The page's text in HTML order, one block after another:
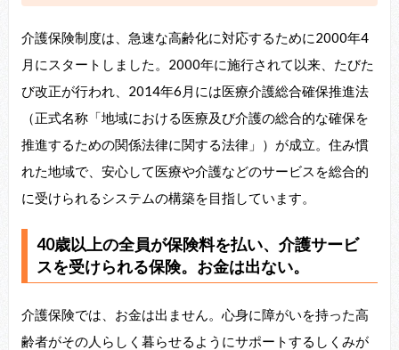
介護保険制度は、急速な高齢化に対応するために2000年4
月にスタートしました。2000年に施行されて以来、たびた
び改正が行われ、2014年6月には医療介護総合確保推進法
（正式名称「地域における医療及び介護の総合的な確保を
推進するための関係法律に関する法律」）が成立。住み慣
れた地域で、安心して医療や介護などのサービスを総合的
に受けられるシステムの構築を目指しています。
40歳以上の全員が保険料を払い、介護サービ
スを受けられる保険。お金は出ない。
介護保険では、お金は出ません。心身に障がいを持った高
齢者がその人らしく暮らせるようにサポートするしくみが